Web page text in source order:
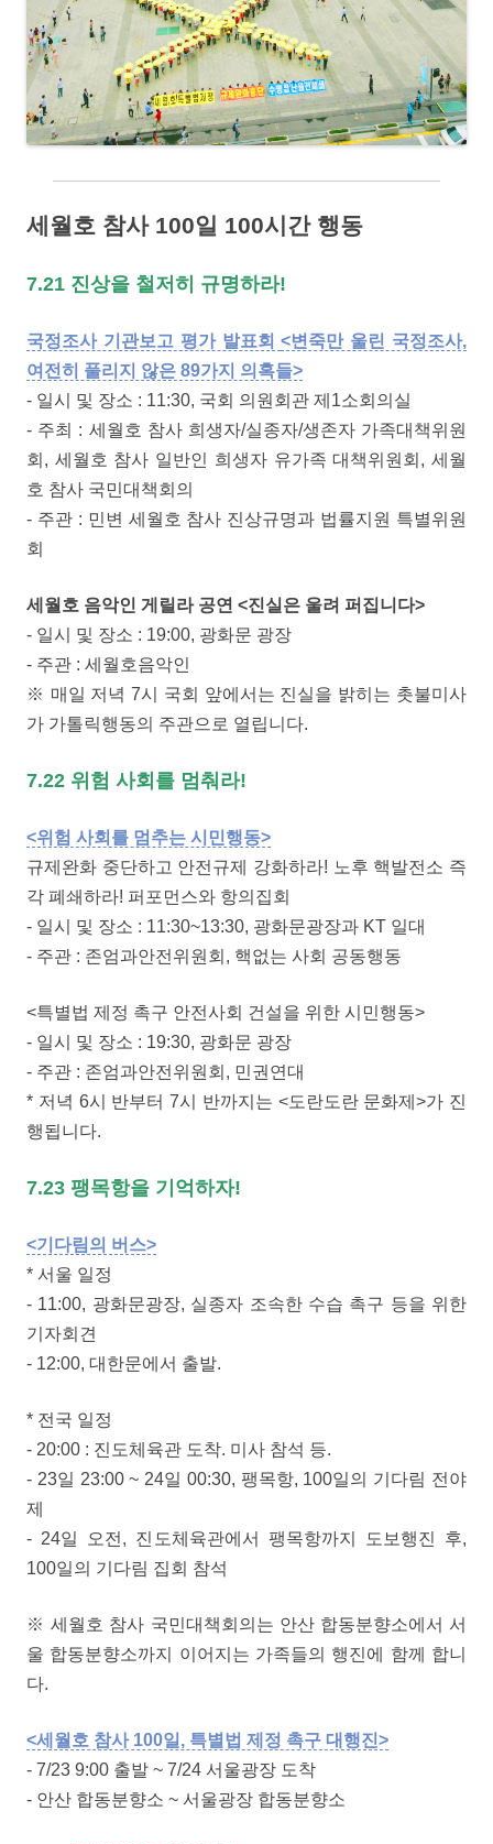
세월호 참사 100일 100시간 행동
7.21 진상을 철저히 규명하라!
국정조사 기관보고 평가 발표회<변죽만 울린 국정조사,
여전히 풀리지 않은 89가지 의혹들>
- 일시 및 장소 : 11:30, 국회 의원회관 제1소회의실
- 주최 : 세월호 참사 희생자/실종자/생존자 가족대책위원
회, 세월호 참사 일반인 희생자 유가족 대책위원회, 세월
호 참사 국민대책회의
- 주관 : 민변 세월호 참사 진상규명과 법률지원 특별위원
회
세월호 음악인 게릴라 공연 <진실은 울려 퍼집니다>
- 일시 및 장소 : 19:00, 광화문 광장
- 주관 : 세월호음악인
※ 매일 저녁 7시 국회 앞에서는 진실을 밝히는 촛불미사
가 가톨릭행동의 주관으로 열립니다.
7.22 위험 사회를 멈춰라!
<위험 사회를 멈추는 시민행동>
규제완화 중단하고 안전규제 강화하라! 노후 핵발전소 즉
각 폐쇄하라! 퍼포먼스와 항의집회
- 일시 및 장소 : 11:30~13:30, 광화문광장과 KT 일대
- 주관 : 존엄과안전위원회, 핵없는 사회 공동행동
<특별법 제정 촉구 안전사회 건설을 위한 시민행동>
- 일시 및 장소 : 19:30, 광화문 광장
- 주관 : 존엄과안전위원회, 민권연대
* 저녁 6시 반부터 7시 반까지는 <도란도란 문화제>가 진
행됩니다.
7.23 팽목항을 기억하자!
<기다림의 버스>
* 서울 일정
- 11:00, 광화문광장, 실종자 조속한 수습 촉구 등을 위한
기자회견
- 12:00, 대한문에서 출발.
* 전국 일정
- 20:00 : 진도체육관 도착. 미사 참석 등.
- 23일 23:00 ~ 24일 00:30, 팽목항, 100일의 기다림 전야
제
- 24일 오전, 진도체육관에서 팽목항까지 도보행진 후,
100일의 기다림 집회 참석
※ 세월호 참사 국민대책회의는 안산 합동분향소에서 서
울 합동분향소까지 이어지는 가족들의 행진에 함께 합니
다.
<세월호 참사 100일, 특별법 제정 촉구 대행진>
- 7/23 9:00 출발 ~ 7/24 서울광장 도착
- 안산 합동분향소 ~ 서울광장 합동분향소